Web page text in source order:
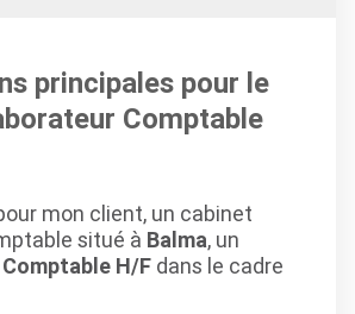
principales pour le
Comptable
mon client, un cabinet
situé à Balma, un
H/F dans le cadre